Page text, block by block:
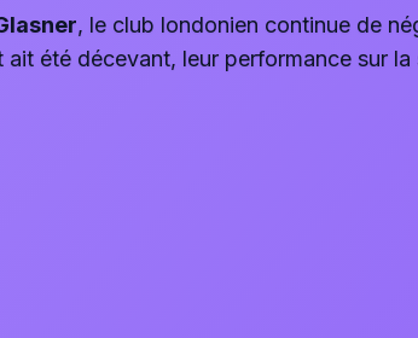
, le club londonien continue de
été décevant, leur performance sur la